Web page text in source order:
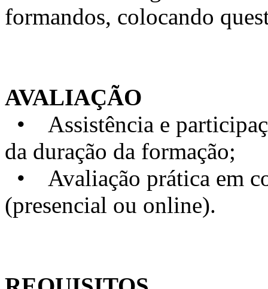
formandos, colocando
AVALIAÇÃO
• Assistência e
da duração da formação;
• Avaliação prática em
(presencial ou online).